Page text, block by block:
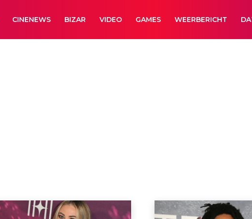
CINENEWS BIZAR VIDEO GAMES WEERBERICHT